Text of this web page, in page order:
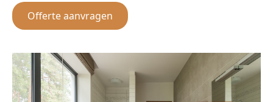
Offerte aanvragen